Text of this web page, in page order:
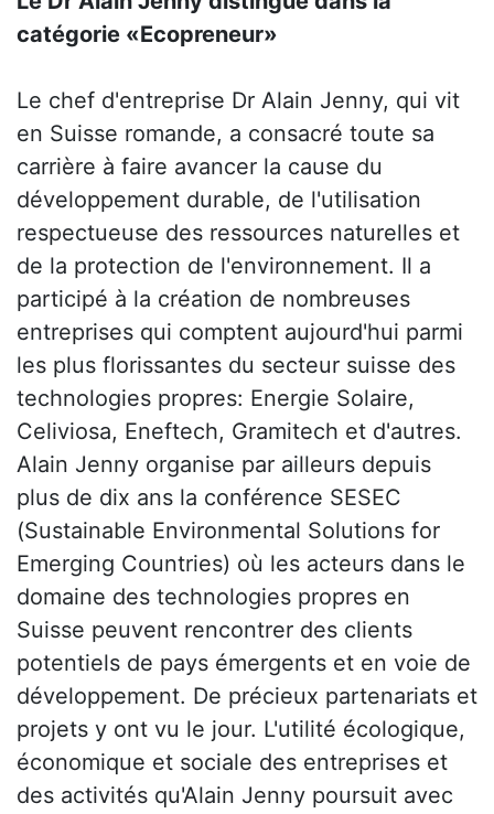
catégorie «Ecopreneur»
Le chef d'entreprise Dr Alain Jenny, qui vit
en Suisse romande, a consacré toute sa
carrière à faire avancer la cause du
développement durable, de l'utilisation
respectueuse des ressources naturelles et
de la protection de l'environnement. Il a
participé à la création de nombreuses
entreprises qui comptent aujourd'hui parmi
les plus florissantes du secteur suisse des
technologies propres: Energie Solaire,
Celiviosa, Eneftech, Gramitech et d'autres.
Alain Jenny organise par ailleurs depuis
plus de dix ans la conférence SESEC
(Sustainable Environmental Solutions for
Emerging Countries) où les acteurs dans le
domaine des technologies propres en
Suisse peuvent rencontrer des clients
potentiels de pays émergents et en voie de
développement. De précieux partenariats et
projets y ont vu le jour. L'utilité écologique,
économique et sociale des entreprises et
des activités qu'Alain Jenny poursuit avec